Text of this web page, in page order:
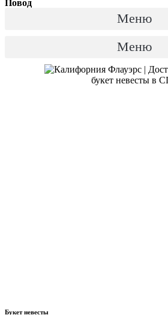
Повод
Меню
Меню
Букет невесты